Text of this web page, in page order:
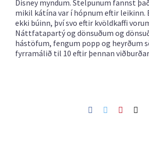
Disney myndum. Stelpunum fannst
mikil kátína var í hópnum eftir leikinn.
ekki búinn, því svo eftir kvöldkaffi
Náttfatapartý og dönsuðum og
hástöfum, fengum popp og heyrðum
fyrramálið til 10 eftir þennan
Facebook
TwitterPinterest